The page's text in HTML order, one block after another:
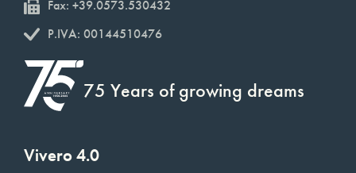
Fax: +39.0573.530432
P.IVA: 00144510476
75 Years of growing dreams
Vivero 4.0